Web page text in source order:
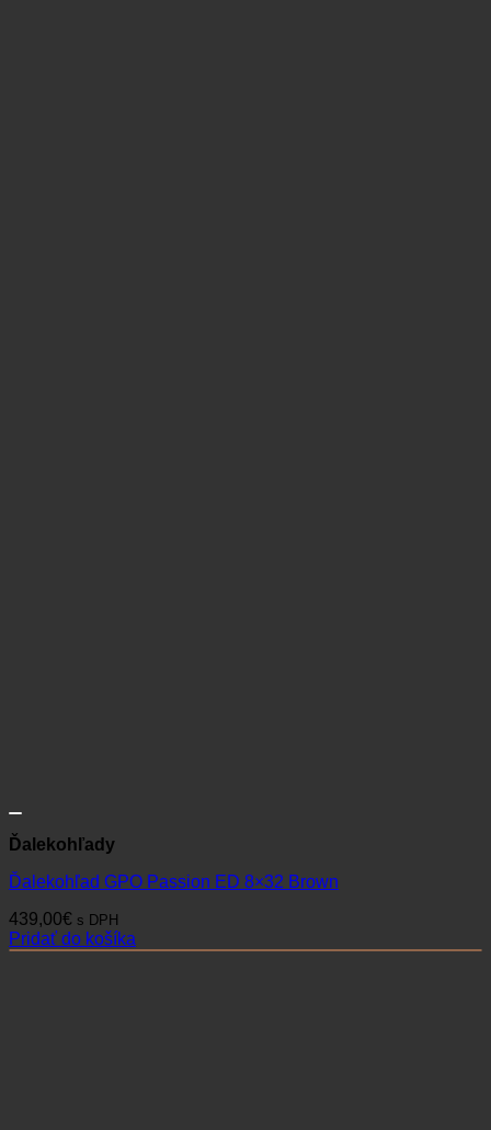
Ďalekohľady
Ďalekohľad GPO Passion ED 8×32 Brown
439,00€ s DPH
Pridať do košíka